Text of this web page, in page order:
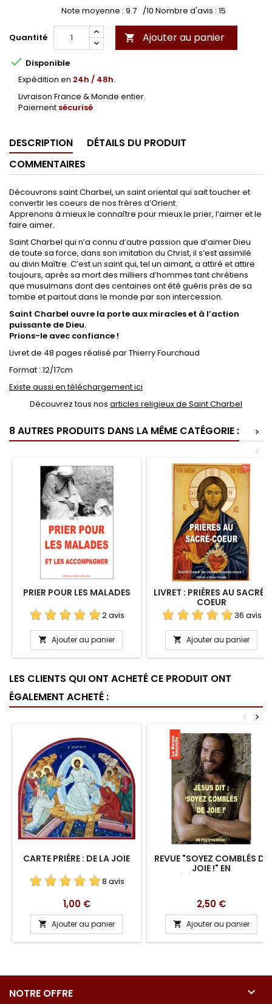
Note moyenne : 9.7 /10 Nombre d'avis : 15
Quantité  Ajouter au panier
 Disponible
Expédition en 24h / 48h.
Livraison France & Monde entier.
Paiement sécurisé
DESCRIPTION
DÉTAILS DU PRODUIT
COMMENTAIRES
Découvrons saint Charbel, un saint oriental qui sait toucher et
convertir les coeurs de nos frères d’Orient.
Apprenons à mieux le connaître pour mieux le prier, l’aimer et le
faire aimer.
Saint Charbel qui n’a connu d’autre passion que d’aimer Dieu
de toute sa force, dans son imitation du Christ, il s’est assimilé
au divin Maître. C’est un saint qui, tel un aimant, a attiré et attire
toujours, après sa mort des milliers d’hommes tant chrétiens
que musulmans dont des centaines ont été guéris près de sa
tombe et partout dans le monde par son intercession.
Saint Charbel ouvre la porte aux miracles et à l’action
puissante de Dieu.
Prions-le avec confiance !
Livret de 48 pages réalisé par Thierry Fourchaud
Format : 12/17cm
Existe aussi en téléchargement ici
Découvrez tous nos articles religieux de Saint Charbel
8 AUTRES PRODUITS DANS LA MÊME CATÉGORIE :
>
<
PRIER POUR LES MALADES
2 avis
 Ajouter au panier
LIVRET : PRIÈRES AU SACRÉ-
COEUR
36 avis
 Ajouter au panier
LES CLIENTS QUI ONT ACHETÉ CE PRODUIT ONT
ÉGALEMENT ACHETÉ :
>
<
CARTE PRIÈRE : DE LA JOIE
8 avis
Prix
1,00 €
 Ajouter au panier
REVUE "SOYEZ COMBLÉS DE
JOIE !" EN
Prix
2,50 €
 Ajouter au panier
NOTRE OFFRE 